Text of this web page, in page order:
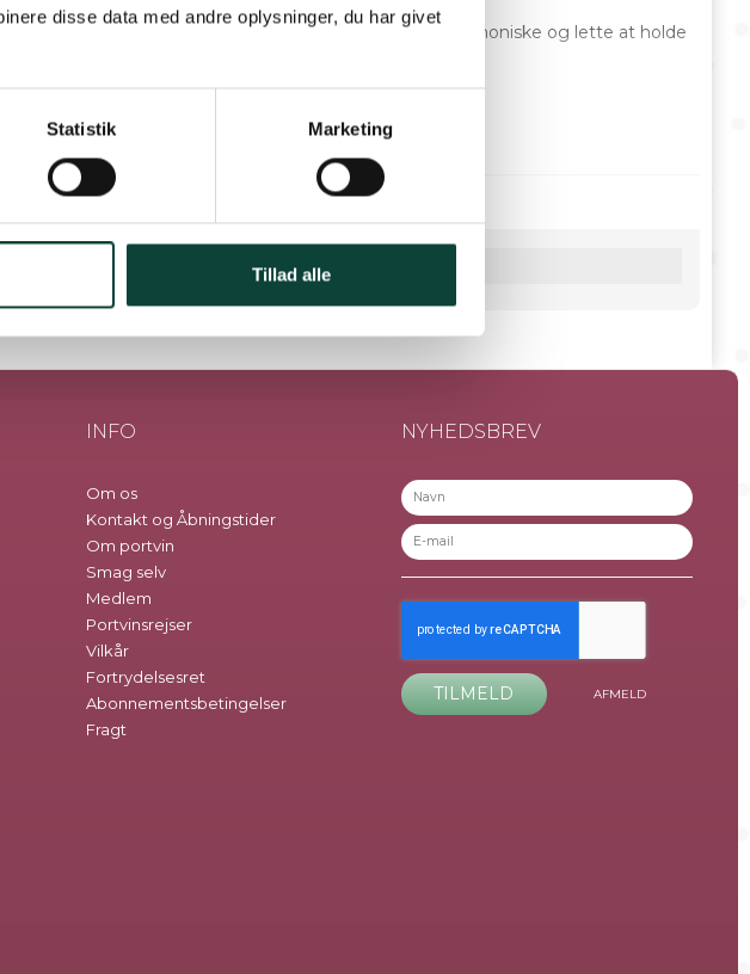
disse data med andre oplysninger, du har givet
Statistik Marketing
Tillad alle
er ren forkælelse. Deres tawnyer er alle meget harmoniske og lette at holde
tawny-stil, og med denne prægtige række af tawnyer med stigende alder har
vinene, samtidig med at kvaliteten og kompleksiteten tager til.
INFO
Om os
Kontakt og Åbningstider
Om portvin
Smag selv
Medlem
Portvinsrejser
Vilkår
Fortrydelsesret
Abonnementsbetingelser
Fragt
NYHEDSBREV
TILMELD AFMELD